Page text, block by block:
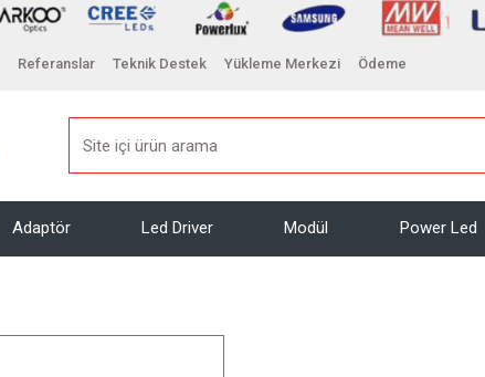
Referanslar Teknik Destek Yükleme Merkezi Ödeme
Adaptör Led Driver Modül Power Led